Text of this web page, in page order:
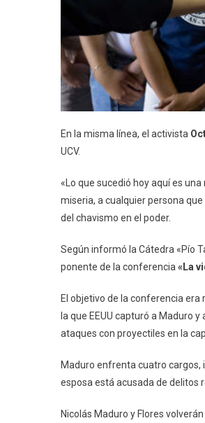
En la misma línea, el activista
UCV.
«Lo que sucedió hoy aquí es
miseria, a cualquier persona
del chavismo en el poder.
Según informó la Cátedra «Pío
ponente de la conferencia «La
El objetivo de la conferencia
la que EEUU capturó a Maduro
ataques con proyectiles en la
Maduro enfrenta cuatro
esposa está acusada de delitos
Nicolás Maduro y Flores